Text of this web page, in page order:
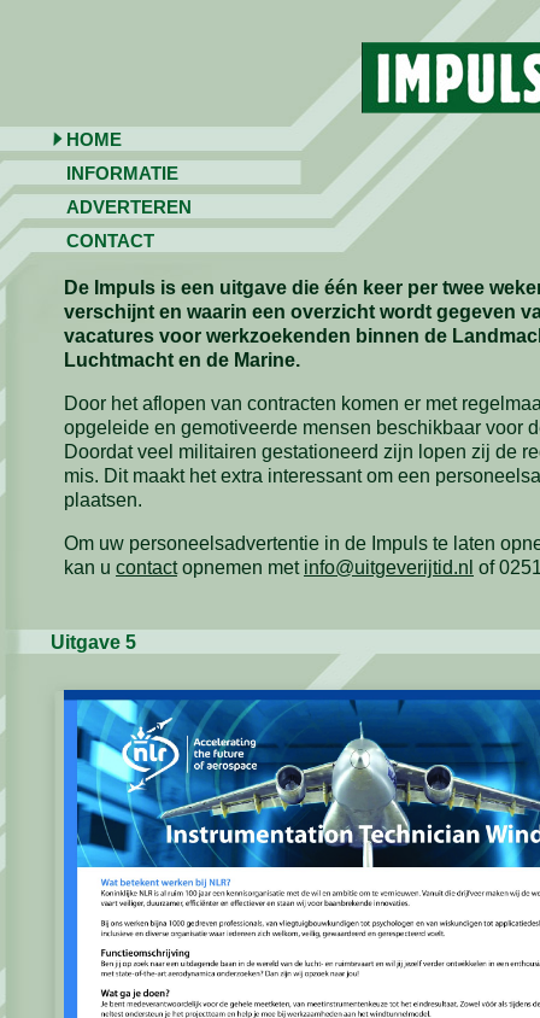
HOME
INFORMATIE
ADVERTEREN
CONTACT
De Impuls is een uitgave die één keer per twee
verschijnt en waarin een overzicht wordt gegeven
vacatures voor werkzoekenden binnen de
Luchtmacht en de Marine.
Door het aflopen van contracten komen er met
opgeleide en gemotiveerde mensen beschikbaar voor
Doordat veel militairen gestationeerd zijn lopen zij de
mis. Dit maakt het extra interessant om een
plaatsen.
Om uw personeelsadvertentie in de Impuls te laten
kan u contactopnemen met info@uitgeverijtid.nl of
Uitgave 5